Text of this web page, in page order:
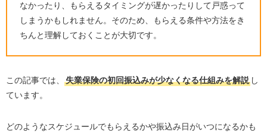
なかったり、もらえるタイミングが遅かったりして戸惑って
しまうかもしれません。そのため、もらえる条件や方法をき
ちんと理解しておくことが大切です。
この記事では、 失業保険の初回振込みが少なくなる仕組みを解説し
ています。
どのようなスケジュールでもらえるかや振込み日がいつになるかも